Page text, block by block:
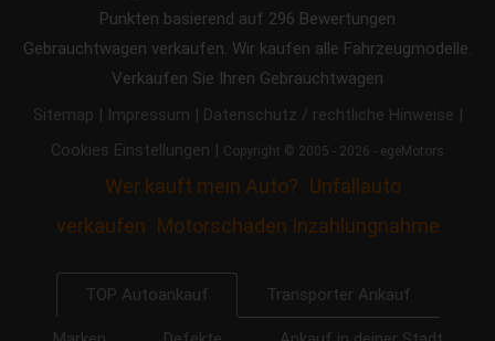
Punkten basierend auf 296 Bewertungen
Gebrauchtwagen verkaufen. Wir kaufen alle Fahrzeugmodelle.
Verkaufen Sie Ihren Gebrauchtwagen
Sitemap | Impressum | Datenschutz / rechtliche Hinweise |
Cookies Einstellungen | Copyright © 2005 - 2026 - egeMotors
Wer kauft mein Auto? Unfallauto
verkaufen
Motorschaden Inzahlungnahme
TOP Autoankauf Transporter Ankauf